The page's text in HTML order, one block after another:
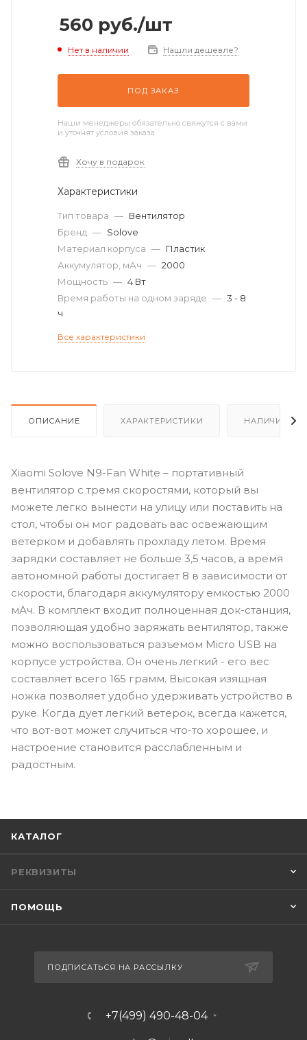
560 руб./шт
Нет в наличии Нашли дешевле?
ПОД ЗАКАЗ
Наши менеджеры обязательно свяжутся с вами
и уточнят условия заказа
Хочу в подарок
Характеристики
Тип товара — Вентилятор
Бренд — Solove
Материал корпуса — Пластик
Аккумулятор, мАч — 2000
Мощность — 4 Вт
Время работы на одном заряде — 3 - 8
ч
Все характеристики
ОПИСАНИЕ ХАРАКТЕРИСТИКИ НАЛИЧИЕ
Xiaomi Solove N9-Fan White – портативный
вентилятор с тремя скоростями, который вы
можете легко вынести на улицу или поставить на
стол, чтобы он мог радовать вас освежающим
ветерком и добавлять прохладу летом. Время
зарядки составляет не больше 3,5 часов, а время
автономной работы достигает 8 в зависимости от
скорости, благодаря аккумулятору емкостью 2000
мАч. В комплект входит полноценная док-станция,
позволяющая удобно заряжать вентилятор, также
можно воспользоваться разъемом Micro USB на
корпусе устройства. Он очень легкий - его вес
составляет всего 165 грамм. Высокая изящная
ножка позволяет удобно удерживать устройство в
руке. Когда дует легкий ветерок, всегда кажется,
что вот-вот может случиться что-то хорошее, и
настроение становится расслабленным и
радостным.
КАТАЛОГ
РЕКВИЗИТЫ
ПОМОЩЬ
ПОДПИСАТЬСЯ НА РАССЫЛКУ
+7(499) 490-48-04